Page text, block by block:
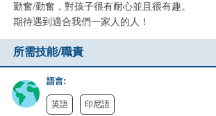
勤奮/勤奮，對孩子很有耐心並且很有趣。
期待遇到適合我們一家人的人！
所需技能/職責
語言:
英語 印尼語